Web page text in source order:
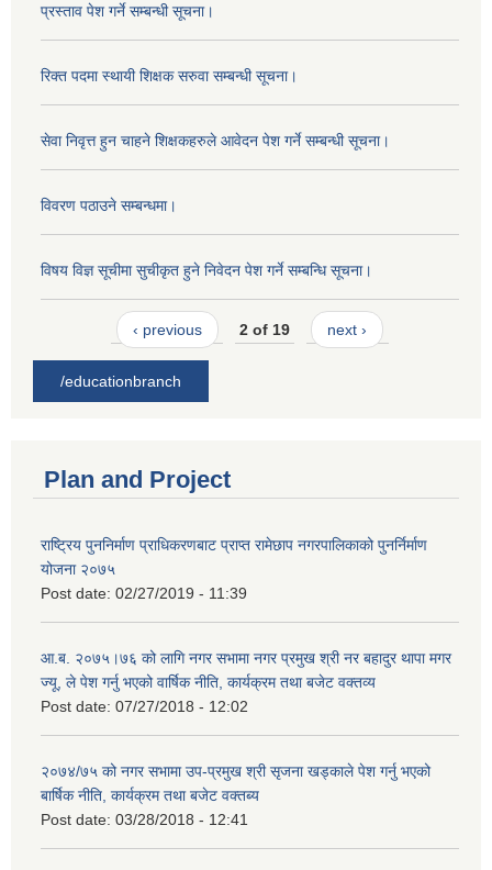
प्रस्ताव पेश गर्ने सम्बन्धी सूचना।
रिक्त पदमा स्थायी शिक्षक सरुवा सम्बन्धी सूचना।
सेवा निवृत्त हुन चाहने शिक्षकहरुले आवेदन पेश गर्ने सम्बन्धी सूचना।
विवरण पठाउने सम्बन्धमा।
विषय विज्ञ सूचीमा सुचीकृत हुने निवेदन पेश गर्ने सम्बन्धि सूचना।
‹ previous 2 of 19 next ›
/educationbranch
Plan and Project
राष्ट्रिय पुननिर्माण प्राधिकरणबाट प्राप्त रामेछाप नगरपालिकाको पुनर्निर्माण
योजना २०७५
Post date: 02/27/2019 - 11:39
आ.ब. २०७५।७६ को लागि नगर सभामा नगर प्रमुख श्री नर बहादुर थापा मगर
ज्यू, ले पेश गर्नु भएको वार्षिक नीति, कार्यक्रम तथा बजेट वक्तव्य
Post date: 07/27/2018 - 12:02
२०७४/७५ को नगर सभामा उप-प्रमुख श्री सृजना खड्काले पेश गर्नु भएको
बार्षिक नीति, कार्यक्रम तथा बजेट वक्तब्य
Post date: 03/28/2018 - 12:41